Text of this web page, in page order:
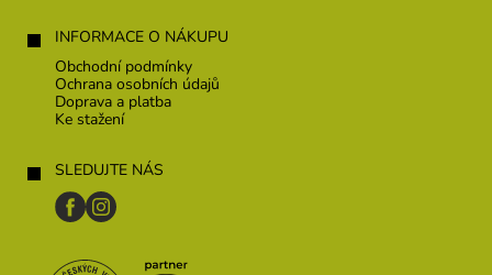
INFORMACE O NÁKUPU
Obchodní podmínky
Ochrana osobních údajů
Doprava a platba
Ke stažení
SLEDUJTE NÁS